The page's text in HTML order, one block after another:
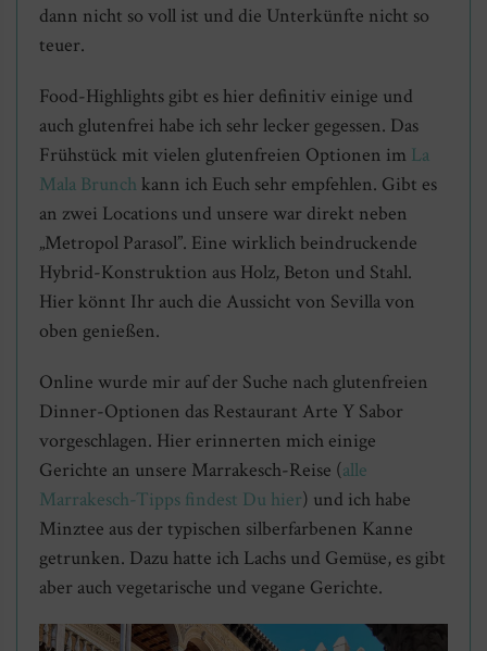
dann nicht so voll ist und die Unterkünfte nicht so
teuer.
Food-Highlights gibt es hier definitiv einige und
auch glutenfrei habe ich sehr lecker gegessen. Das
Frühstück mit vielen glutenfreien Optionen im La
Mala Brunch kann ich Euch sehr empfehlen. Gibt es
an zwei Locations und unsere war direkt neben
„Metropol Parasol”. Eine wirklich beindruckende
Hybrid-Konstruktion aus Holz, Beton und Stahl.
Hier könnt Ihr auch die Aussicht von Sevilla von
oben genießen.
Online wurde mir auf der Suche nach glutenfreien
Dinner-Optionen das Restaurant Arte Y Sabor
vorgeschlagen. Hier erinnerten mich einige
Gerichte an unsere Marrakesch-Reise (alle
Marrakesch-Tipps findest Du hier) und ich habe
Minztee aus der typischen silberfarbenen Kanne
getrunken. Dazu hatte ich Lachs und Gemüse, es gibt
aber auch vegetarische und vegane Gerichte.